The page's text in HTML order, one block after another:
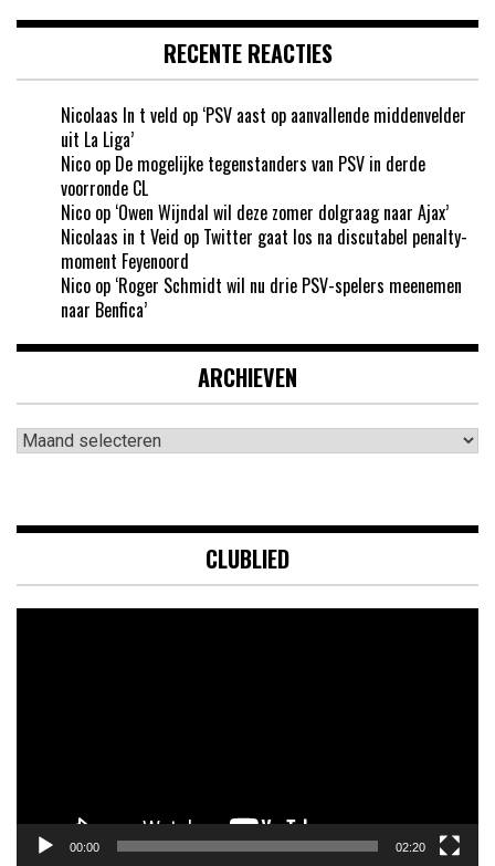
RECENTE REACTIES
Nicolaas In t veld op ‘PSV aast op aanvallende middenvelder
uit La Liga’
Nico op De mogelijke tegenstanders van PSV in derde
voorronde CL
Nico op ‘Owen Wijndal wil deze zomer dolgraag naar Ajax’
Nicolaas in t Veid op Twitter gaat los na discutabel penalty-
moment Feyenoord
Nico op ‘Roger Schmidt wil nu drie PSV-spelers meenemen
naar Benfica’
ARCHIEVEN
Archieven
CLUBLIED
00:00 02:20